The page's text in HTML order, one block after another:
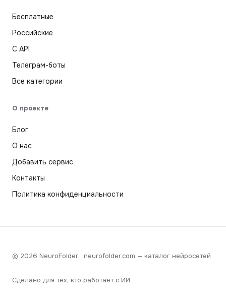
Бесплатные
Российские
С API
Телеграм-боты
Все категории
О проекте
Блог
О нас
Добавить сервис
Контакты
Политика конфиденциальности
© 2026 NeuroFolder · neurofolder.com — каталог нейросетей
Сделано для тех, кто работает с ИИ